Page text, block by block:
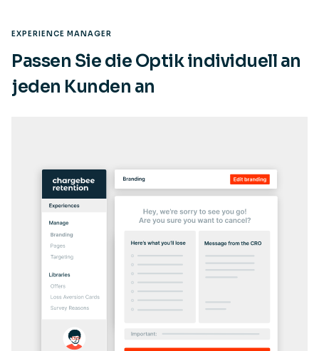
EXPERIENCE MANAGER
Passen Sie die Optik individuell an
jeden Kunden an